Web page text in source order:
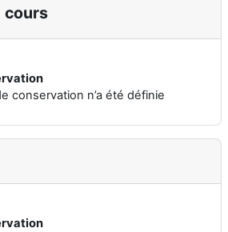
cours
conservation n’a été définie